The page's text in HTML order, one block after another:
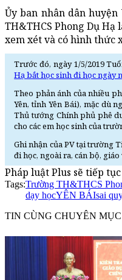
Ủy ban nhân dân
TH&THCS Phong Dụ Hạ
xem xét và có hình thức
Trước đó, ngày 1/5/2019
Hạ bắt học sinh đi học ngày
Theo phản ánh của nhiều
Yên, tỉnh Yên Bái), mặc dù
Thủ tướng Chính phủ phê
cho các em học sinh của
Ghi nhận của PV tại trường
đi học, ngoài ra, cán bộ,
Pháp luật Plus sẽ tiếp
Tags:Trường TH&THCS
dạy họcYÊN BÁIsai
TIN CÙNG CHUYÊN MỤC